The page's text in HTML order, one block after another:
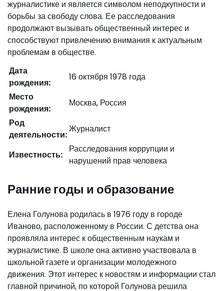
журналистике и является символом неподкупности и
борьбы за свободу слова. Ее расследования
продолжают вызывать общественный интерес и
способствуют привлечению внимания к актуальным
проблемам в обществе.
Дата
рождения:
16 октября 1978 года
Место
рождения:
Москва, Россия
Род
деятельности:
Журналист
Известность:
Расследования коррупции и
нарушений прав человека
Ранние годы и образование
Елена Голунова родилась в 1976 году в городе
Иваново, расположенному в России. С детства она
проявляла интерес к общественным наукам и
журналистике. В школе она активно участвовала в
школьной газете и организации молодежного
движения. Этот интерес к новостям и информации стал
главной причиной, по которой Голунова решила